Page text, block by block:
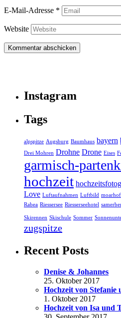
E-Mail-Adresse *
Website
Instagram
Tags
alpspitze Augsburg Baumhaus bayern
Drei Mohren Drohne Drone Eises
garmisch-
hochzeit
Love Luftaufnahmen Luftbild moarhof
Rabea Riessersee Riesserseehotel
Skirennen Skischule Sommer
zugspitze
Recent Posts
Denise & Johannes
25. Oktober 2017
Hochzeit von Stefanie
1. Oktober 2017
Hochzeit von Isa und